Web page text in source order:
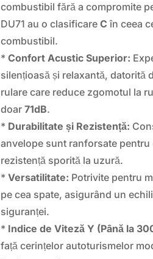
combustibil fără a compromite
DU71 au o clasificareC în ceea
combustibil.
*Confort Acustic Superior:
silențioasă și relaxantă, datorită
rulare care reduce zgomotul la
doar71dB.
* Durabilitate și Rezistență:
anvelope sunt ranforsate pentru
rezistență sporită la uzură.
*Versatilitate: Potrivite pentru
pe cea spate, asigurând un
siguranței.
* Indice de Viteză Y (Până la
față cerințelor autoturismelor